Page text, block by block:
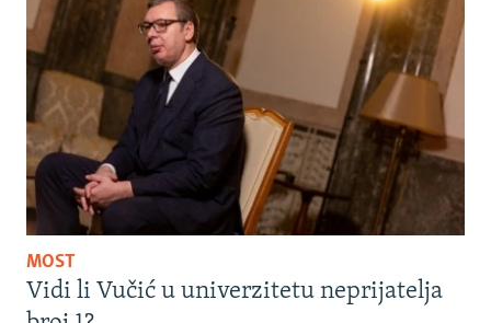
MOST
Vidi li Vučić u univerzitetu neprijatelja